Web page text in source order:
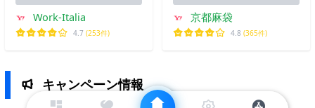
Work-Italia
4.7 (253件)
京都麻袋
4.8 (365件)
キャンペーン情報